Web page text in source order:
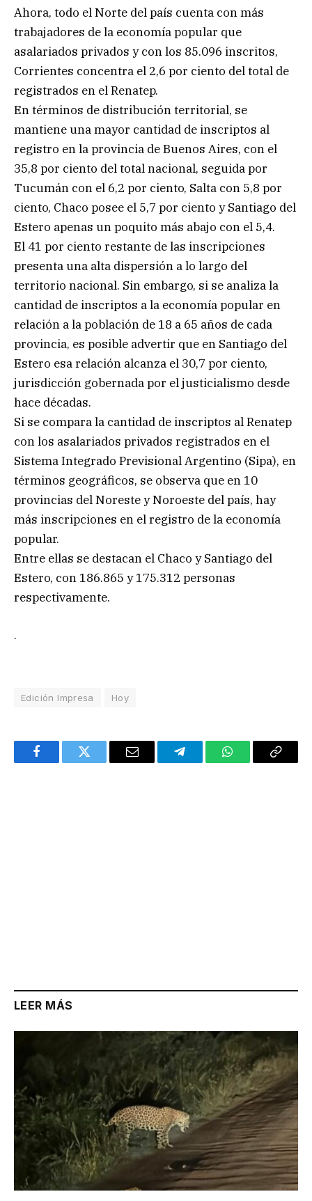
Ahora, todo el Norte del país cuenta con más
trabajadores de la economía popular que
asalariados privados y con los 85.096 inscritos,
Corrientes concentra el 2,6 por ciento del total de
registrados en el Renatep.
En términos de distribución territorial, se
mantiene una mayor cantidad de inscriptos al
registro en la provincia de Buenos Aires, con el
35,8 por ciento del total nacional, seguida por
Tucumán con el 6,2 por ciento, Salta con 5,8 por
ciento, Chaco posee el 5,7 por ciento y Santiago del
Estero apenas un poquito más abajo con el 5,4.
El 41 por ciento restante de las inscripciones
presenta una alta dispersión a lo largo del
territorio nacional. Sin embargo, si se analiza la
cantidad de inscriptos a la economía popular en
relación a la población de 18 a 65 años de cada
provincia, es posible advertir que en Santiago del
Estero esa relación alcanza el 30,7 por ciento,
jurisdicción gobernada por el justicialismo desde
hace décadas.
Si se compara la cantidad de inscriptos al Renatep
con los asalariados privados registrados en el
Sistema Integrado Previsional Argentino (Sipa), en
términos geográficos, se observa que en 10
provincias del Noreste y Noroeste del país, hay
más inscripciones en el registro de la economía
popular.
Entre ellas se destacan el Chaco y Santiago del
Estero, con 186.865 y 175.312 personas
respectivamente.
.
Edición Impresa Hoy
FacebookTwitter Email TelegramWhatsAppCopy
LEER MÁS